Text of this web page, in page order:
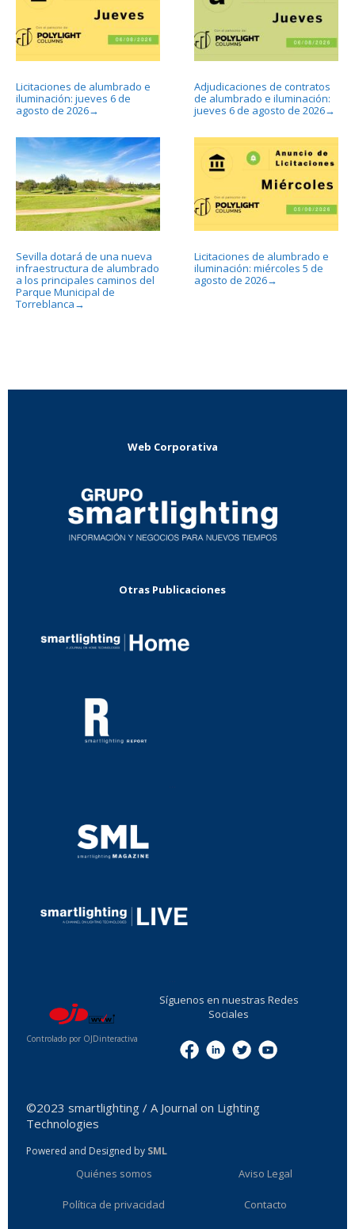
Licitaciones de alumbrado e
iluminación: jueves 6 de
agosto de 2026→
Adjudicaciones de contratos
de alumbrado e iluminación:
jueves 6 de agosto de 2026→
Sevilla dotará de una nueva
infraestructura de alumbrado
a los principales caminos del
Parque Municipal de
Torreblanca →
Licitaciones de alumbrado e
iluminación: miércoles 5 de
agosto de 2026→
Web Corporativa
Otras Publicaciones
Controlado por OJDinteractiva
Síguenos en nuestras Redes
Sociales
©2023 smartlighting / A Journal on Lighting
Technologies
Powered and Designed by SML
Quiénes somos Aviso Legal
Política de privacidad Contacto